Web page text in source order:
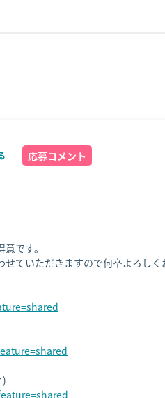
応募コメント
です。
ていただきますので何卒よろしく